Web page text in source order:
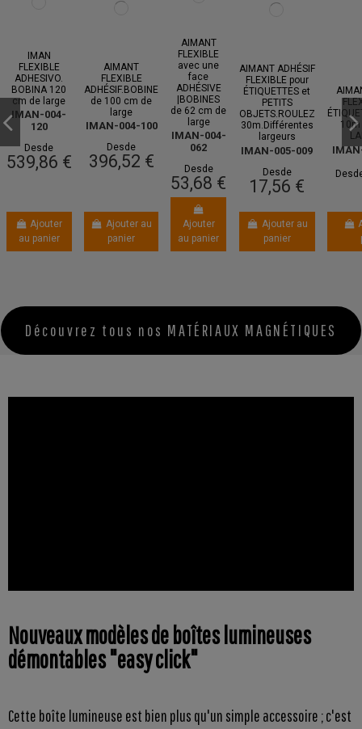
FLEXIBLE BLANC
pour
TRACEUR.BOBINES
30 mètres
IMAN-022
Desde
71,69 €
Ajouter au
IMAN
FLEXIBLE
ADHESIVO.
BOBINA 120
cm de large
IMAN-004-
120
Desde
539,86 €
Ajouter
au panier
AIMANT
FLEXIBLE
ADHÉSIF.BOBINE
de 100 cm de
large
IMAN-004-100
Desde
396,52 €
Ajouter au
panier
AIMANT
FLEXIBLE
avec une
face
ADHÉSIVE
|BOBINES
de 62 cm de
large
IMAN-004-
062
Desde
53,68 €
Ajouter
au panier
AIMANT ADHÉSIF
FLEXIBLE pour
ÉTIQUETTES et
PETITS
OBJETS.ROULEZ
30m.Différentes
largeurs
IMAN-005-009
Desde
17,56 €
Ajouter au
panier
10m
Découvrez tous nos MATÉRIAUX MAGNÉTIQUES
Nouveaux modèles de boîtes lumineuses
démontables "easy click"
Cette boîte lumineuse est bien plus qu'un simple accessoire ; c'est